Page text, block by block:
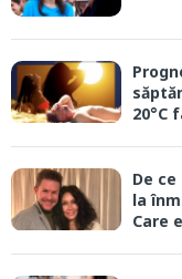
20°C
De
la
Care